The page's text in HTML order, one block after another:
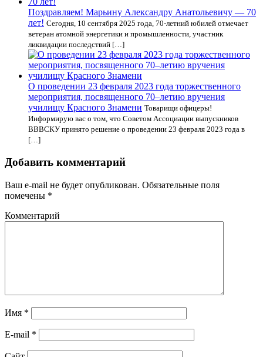
Поздравляем! Марьину Александру Анатольевичу — 70
лет! Сегодня, 10 сентября 2025 года, 70-летний юбилей отмечает
ветеран атомной энергетики и промышленности, участник
ликвидации последствий […]
О проведении 23 февраля 2023 года торжественного
мероприятия, посвященного 70–летию вручения
училищу Красного Знамени Товарищи офицеры!
Информирую вас о том, что Советом Ассоциации выпускников
ВВВСКУ принято решение о проведении 23 февраля 2023 года в
[…]
Добавить комментарий
Ваш e-mail не будет опубликован. Обязательные поля
помечены *
Комментарий
Имя *
E-mail *